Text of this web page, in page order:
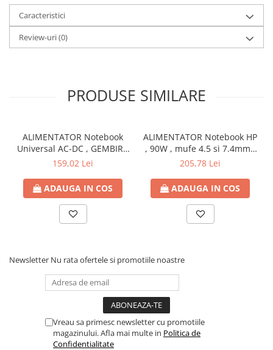
Accesorii pentru birou
Agrafe, ace, piuneze, clipsuri
Automatizare birou si accesori
Calculatoare de birou
Corectoare
Foarfeci si cuttere
Intretinere si curatenie
Perforatoare
Suporturi pentru birou
Rechizite si articole scolare
Coperti pentru caiete si carti
Tempera, guase si acuarele
Creioane colorate
Caracteristici
Review-uri(0)
PRODUSE SIMILARE
ALIMENTATOR Notebook
Universal AC-DC , GEMBIRD
, 90W - tensiuni
DC la 4.5 A max , protectie
la supratensiuni Cod
Produs: NPA-AC1D
159,02 Lei
ADAUGA IN COS
ALIMENTATOR Notebook HP
, 90W , mufe 4.5 si 7.4mm ,
Cod Produs: H6Y90AA
205,78 Lei
ADAUGA IN COS
Newsletter Nu rata ofertele si promotiile noastre
Vreau sa primesc newsletter cu promotiile
magazinului. Afla mai multe in Politica de
Confidentialitate